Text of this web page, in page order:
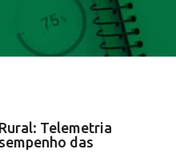
Telemetria
das